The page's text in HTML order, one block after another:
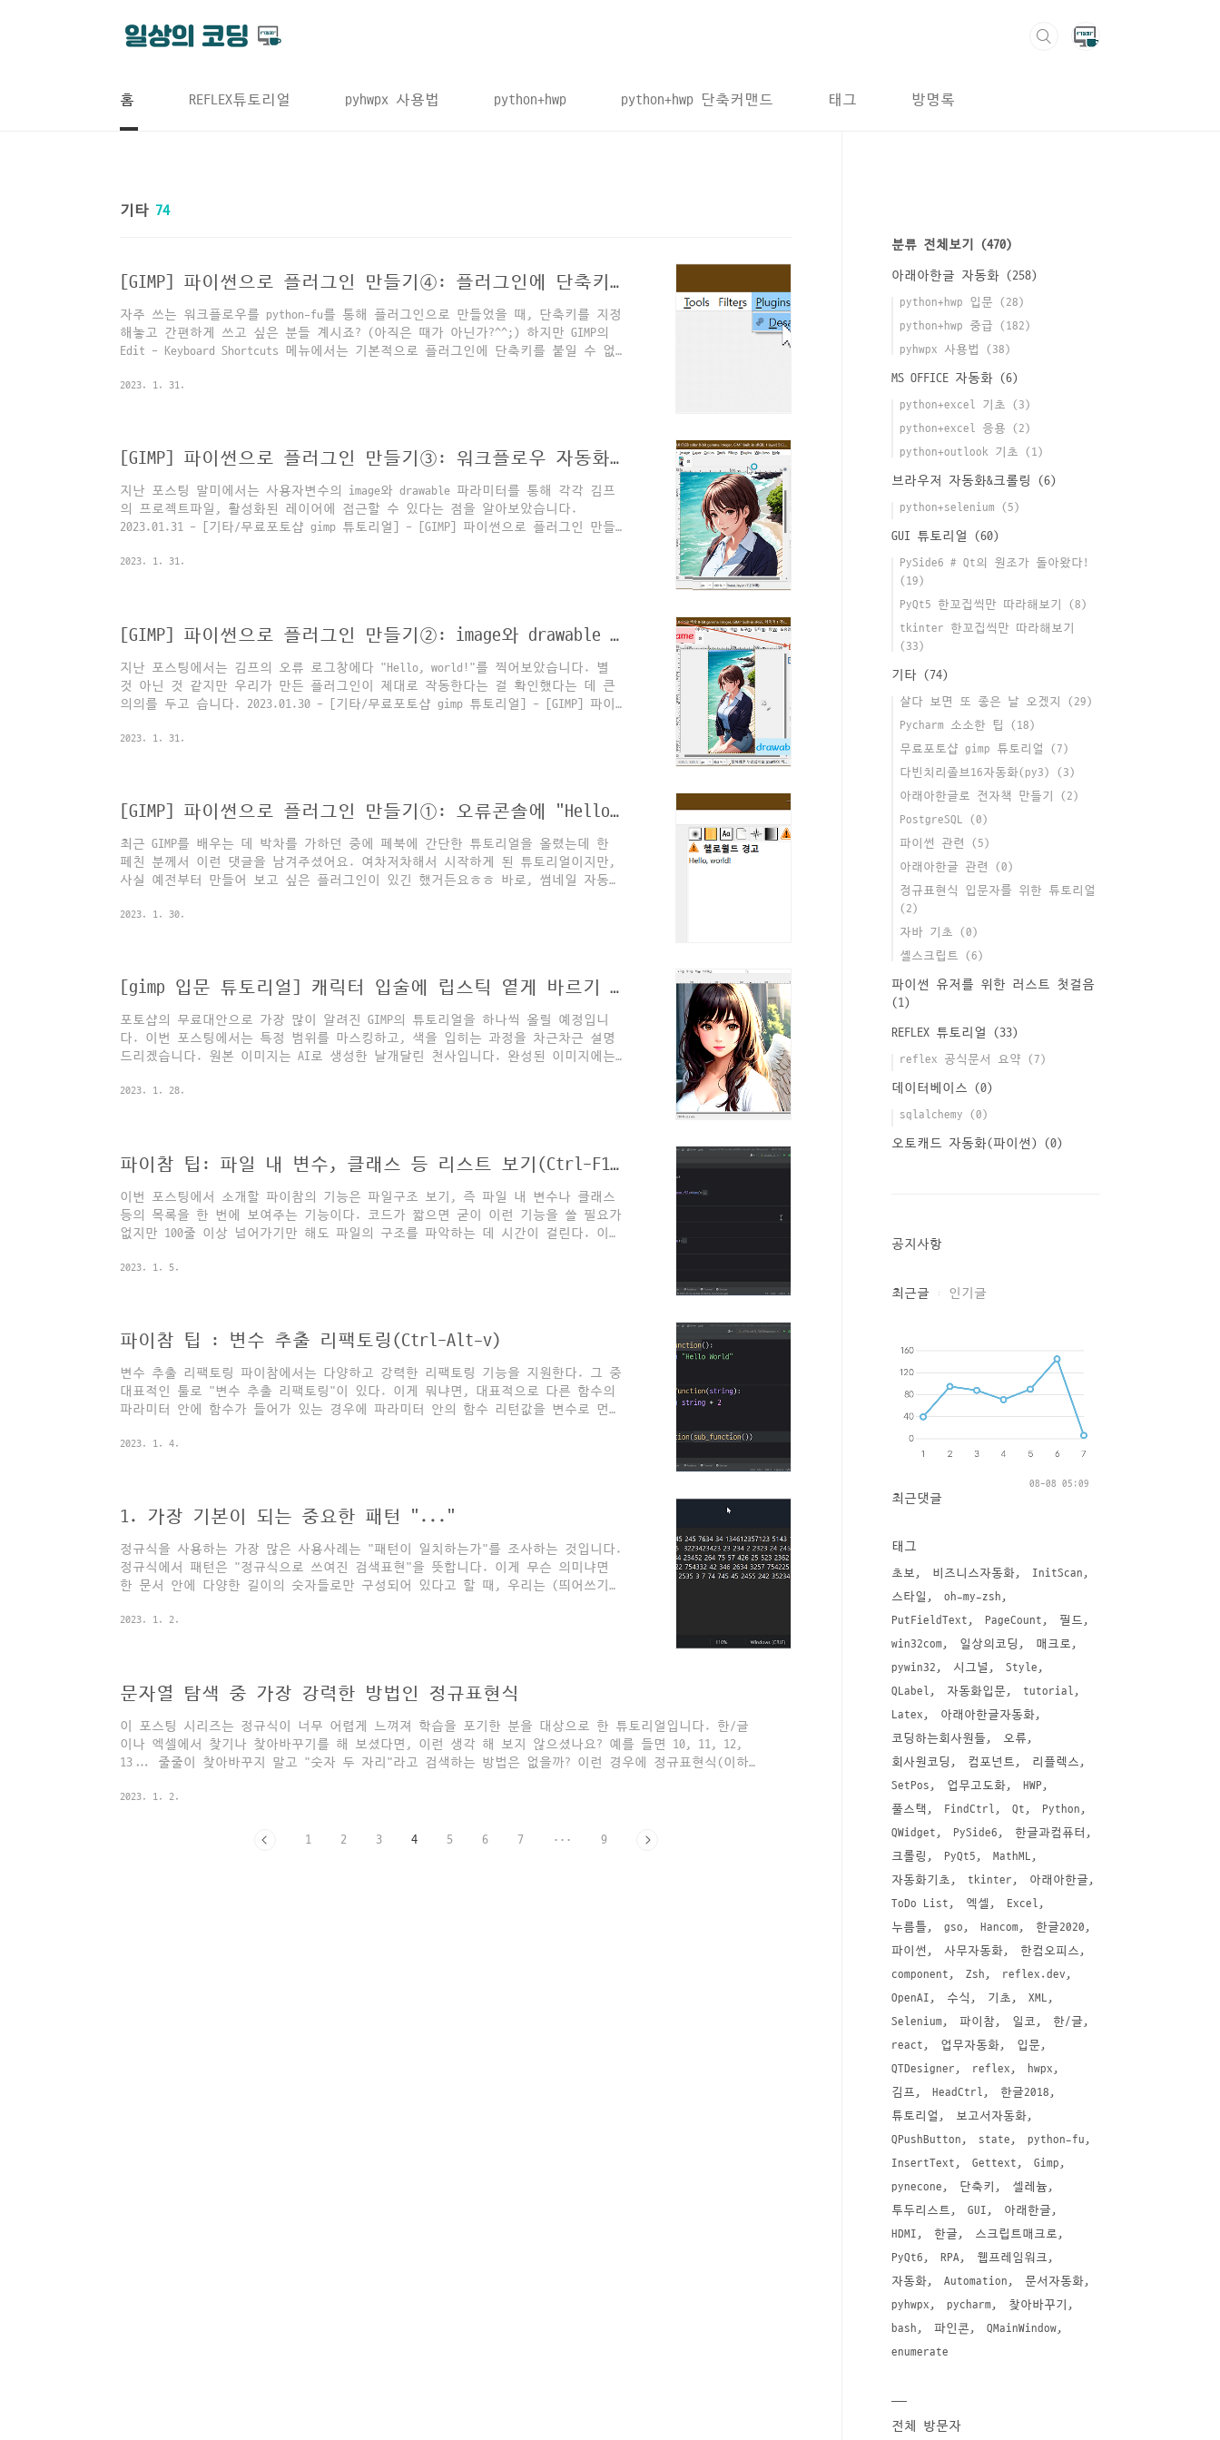
홈 REFLEX튜토리얼 pyhwpx 사용법 python+hwp python+hwp 단축커맨드 태그 방명록
기타 74
[GIMP] 파이썬으로 플러그인 만들기④: 플러그인에 단축키 지정하기
자주 쓰는 워크플로우를 python-fu를 통해 플러그인으로 만들었을 때, 단축키를 지정
해놓고 간편하게 쓰고 싶은 분들 계시죠? (아직은 때가 아닌가?^^;) 하지만 GIMP의
Edit - Keyboard Shortcuts 메뉴에서는 기본적으로 플러그인에 단축키를 붙일 수 없
방법인데요. python-fu 플러그인의 register 함수 안에 label의 이름을 지정할 때 사
2023. 1. 31.
[GIMP] 파이썬으로 플러그인 만들기③: 워크플로우 자동화 기초
지난 포스팅 말미에서는 사용자변수의 image와 drawable 파라미터를 통해 각각 김프
의 프로젝트파일, 활성화된 레이어에 접근할 수 있다는 점을 알아보았습니다.
2023.01.31 - [기타/무료포토샵 gimp 튜토리얼] - [GIMP] 파이썬으로 플러그인 만들
drawable 다루기 기초 지난 포스팅에서는 김프의 오류 로그창에다 "Hello, world!"를
2023. 1. 31.
[GIMP] 파이썬으로 플러그인 만들기②: image와 drawable 다루기 기초
지난 포스팅에서는 김프의 오류 로그창에다 "Hello, world!"를 찍어보았습니다. 별
것 아닌 것 같지만 우리가 만든 플러그인이 제대로 작동한다는 걸 확인했다는 데 큰
의의를 두고 습니다. 2023.01.30 - [기타/무료포토샵 gimp 튜토리얼] - [GIMP] 파이
만들기①: 오류콘솔에 "Hello, world!" 최근 GIMP를 배우는 데 박차를 가하던 중에
2023. 1. 31.
[GIMP] 파이썬으로 플러그인 만들기①: 오류콘솔에 "Hello, world!"
최근 GIMP를 배우는 데 박차를 가하던 중에 페북에 간단한 튜토리얼을 올렸는데 한
페친 분께서 이런 댓글을 남겨주셨어요. 여차저차해서 시작하게 된 튜토리얼이지만,
사실 예전부터 만들어 보고 싶은 플러그인이 있긴 했거든요ㅎㅎ 바로, 썸네일 자동생
월드지. 해외 포스팅과 스택오버플로, 유튜브 동영상을 뒤진 끝에 첫 걸음을 내딛게
리려고 해요. 이번 포스팅의 목차는, ① 파이참 연동..
2023. 1. 30.
[gimp 입문 튜토리얼] 캐릭터 입술에 립스틱 옅게 바르기 #레이어마스크
포토샵의 무료대안으로 가장 많이 알려진 GIMP의 튜토리얼을 하나씩 올릴 예정입니
다. 이번 포스팅에서는 특정 범위를 마스킹하고, 색을 입히는 과정을 차근차근 설명
드리겠습니다. 원본 이미지는 AI로 생성한 날개달린 천사입니다. 완성된 이미지에는
프를 열고, 이미지를 드래그해서 김프에 넣습니다. ② 우측하단 레이어창의 해당 레
를 선택 영역으로" -> 선택영역 반전(Ctrl-i) ..
2023. 1. 28.
파이참 팁: 파일 내 변수, 클래스 등 리스트 보기(Ctrl-F12)
이번 포스팅에서 소개할 파이참의 기능은 파일구조 보기, 즉 파일 내 변수나 클래스
등의 목록을 한 번에 보여주는 기능이다. 코드가 짧으면 굳이 이런 기능을 쓸 필요가
없지만 100줄 이상 넘어가기만 해도 파일의 구조를 파악하는 데 시간이 걸린다. 이
핵심을 간파하게 되는 것과 마찬가지로 코드의 구조를 간단히 파악할 수 있게 된다.
이터로 활용할 수 있다. 끝. 국내 유일의 파..
2023. 1. 5.
파이참 팁 : 변수 추출 리팩토링(Ctrl-Alt-v)
변수 추출 리팩토링 파이참에서는 다양하고 강력한 리팩토링 기능을 지원한다. 그 중
대표적인 툴로 "변수 추출 리팩토링"이 있다. 이게 뭐냐면, 대표적으로 다른 함수의
파라미터 안에 함수가 들어가 있는 경우에 파라미터 안의 함수 리턴값을 변수로 먼저
미터 안에 넣는 형태로 복잡도를 줄여주는 기능이다. 예를 들어 def sub_function():
2023. 1. 4.
1. 가장 기본이 되는 중요한 패턴 "..."
정규식을 사용하는 가장 많은 사용사례는 "패턴이 일치하는가"를 조사하는 것입니다.
정규식에서 패턴은 "정규식으로 쓰여진 검색표현"을 뜻합니다. 이게 무슨 의미냐면
한 문서 안에 다양한 길이의 숫자들로만 구성되어 있다고 할 때, 우리는 (띄어쓰기나
색의 경우에는 001~999까지 숫자를 직접 결정해야 하기 때문에 모든 경우를 찾아내려
하고 싶습니다. 예시 코드를 먼저 보여드리..
2023. 1. 2.
문자열 탐색 중 가장 강력한 방법인 정규표현식
이 포스팅 시리즈는 정규식이 너무 어렵게 느껴져 학습을 포기한 분을 대상으로 한 튜토리얼입니다. 한/글
이나 엑셀에서 찾기나 찾아바꾸기를 해 보셨다면, 이런 생각 해 보지 않으셨나요? 예를 들면 10, 11, 12,
13... 줄줄이 찾아바꾸지 말고 "숫자 두 자리"라고 검색하는 방법은 없을까? 이런 경우에 정규표현식(이하
에 붙은 (1), (2), (3), (4)...를 [1], [2], [3], [4]...로 간편하게 바꿀 방법은 없을까? 이밖에도 정규식
경우 파이썬의 문자열 메서드 등의 조합을 ..
2023. 1. 2.
1 2 3 4 5 6 7 ··· 9
분류 전체보기 (470)
아래아한글 자동화 (258)
python+hwp 입문 (28)
python+hwp 중급 (182)
pyhwpx 사용법 (38)
MS OFFICE 자동화 (6)
python+excel 기초 (3)
python+excel 응용 (2)
python+outlook 기초 (1)
브라우저 자동화&크롤링 (6)
python+selenium (5)
GUI 튜토리얼 (60)
PySide6 # Qt의 원조가 돌아왔다!
(19)
PyQt5 한꼬집씩만 따라해보기 (8)
tkinter 한꼬집씩만 따라해보기
(33)
기타 (74)
살다 보면 또 좋은 날 오겠지 (29)
Pycharm 소소한 팁 (18)
무료포토샵 gimp 튜토리얼 (7)
다빈치리졸브16자동화(py3) (3)
아래아한글로 전자책 만들기 (2)
PostgreSQL (0)
파이썬 관련 (5)
아래아한글 관련 (0)
정규표현식 입문자를 위한 튜토리얼
(2)
자바 기초 (0)
셸스크립트 (6)
파이썬 유저를 위한 러스트 첫걸음
(1)
REFLEX 튜토리얼 (33)
reflex 공식문서 요약 (7)
데이터베이스 (0)
sqlalchemy (0)
오토캐드 자동화(파이썬) (0)
공지사항
최근글 인기글
08-08 05:09
최근댓글
태그
초보 비즈니스자동화
InitScan
스타일
oh-my-zsh
PutFieldText
PageCount
필드
win32com
일상의코딩
매크로
pywin32
시그널
Style
QLabel
자동화입문
tutorial
Latex
아래아한글자동화
코딩하는회사원들
오류
회사원코딩
컴포넌트
리플렉스
SetPos
업무고도화
HWP
풀스택
FindCtrl Qt
Python
QWidget
PySide6
한글과컴퓨터
크롤링
PyQt5
MathML
자동화기초
tkinter
아래아한글
ToDo List
엑셀
Excel
누름틀
gso Hancom
한글2020
파이썬
사무자동화
한컴오피스
component
Zsh
reflex.dev
OpenAI
수식 기초
XML
Selenium
파이참 일코
한/글
react
업무자동화
입문
QTDesigner
reflex
hwpx
김프
HeadCtrl
한글2018
튜토리얼
보고서자동화
QPushButton
state
python-fu
InsertText
Gettext
Gimp
pynecone
단축키
셀레늄
투두리스트
GUI
아래한글
HDMI
한글
스크립트매크로
PyQt6
RPA
웹프레임워크
자동화
Automation
문서자동화
pyhwpx
pycharm
찾아바꾸기
bash
파인콘
QMainWindow
enumerate
전체 방문자